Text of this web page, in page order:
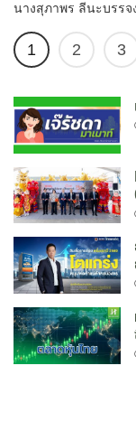
นางสุภาพร ลีนะบรรจ
1 2 3